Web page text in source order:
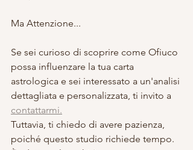
Ma Attenzione...
Se sei curioso di scoprire come Ofiuco
possa influenzare la tua carta
astrologica e sei interessato a un'analisi
dettagliata e personalizzata, ti invito a
contattarmi.
Tuttavia, ti chiedo di avere pazienza,
poiché questo studio richiede tempo.